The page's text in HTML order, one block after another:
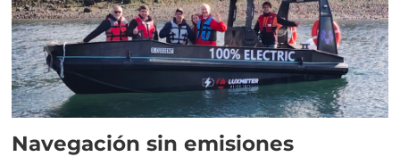
Navegación sin emisiones